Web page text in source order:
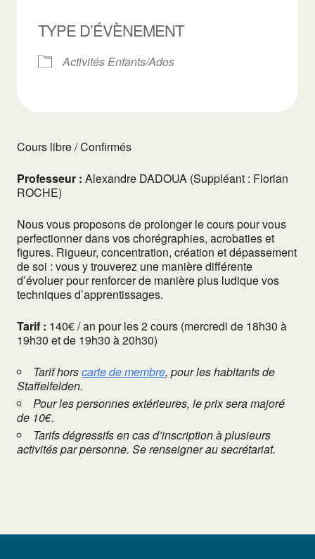
TYPE D’ÉVÈNEMENT
Activités Enfants/Ados
Cours libre / Confirmés
Professeur : Alexandre DADOUA (Suppléant : Florian
ROCHE)
Nous vous proposons de prolonger le cours pour vous
perfectionner dans vos chorégraphies, acrobaties et
figures. Rigueur, concentration, création et dépassement
de soi : vous y trouverez une manière différente
d’évoluer pour renforcer de manière plus ludique vos
techniques d’apprentissages.
Tarif : 140€ / an pour les 2 cours (mercredi de 18h30 à
19h30 et de 19h30 à 20h30)
Tarif horscarte de membre, pour les habitants de
Staffelfelden.
Pour les personnes extérieures, le prix sera majoré
de 10€.
Tarifs dégressifs en cas d’inscription à plusieurs
activités par personne. Se renseigner au secrétariat.